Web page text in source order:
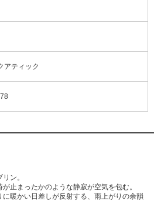
アティック
ン。
止まったかのような静寂が空気を包む。
暖かい日差しが反射する、雨上がりの余韻